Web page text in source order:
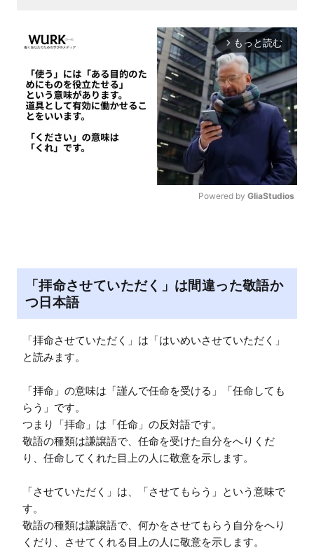
arrow_forward_ios もっと読む
Powered by GliaStudios
「拝命させていただく」は間違った敬語か
つ日本語
「拝命させていただく」は「はいめいさせていただく」
と読みます。
「拝命」の意味は「謹んで任命を受ける」「任命しても
らう」です。
つまり「拝命」は「任命」の反対語です。
敬語の種類は謙譲語で、任命を受けた自分をへりくだ
り、任命してくれた目上の人に敬意を示します。
「させていただく」は、「させてもらう」という意味で
す。
敬語の種類は謙譲語で、何かをさせてもらう自分をへり
くだり、させてくれる目上の人に敬意を示します。